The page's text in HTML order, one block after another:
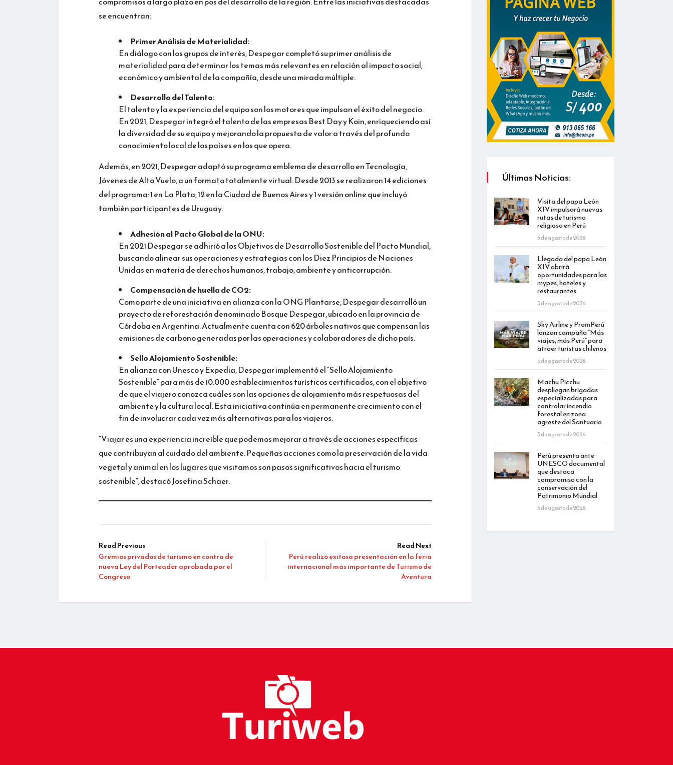
se encuentran:
Primer Análisis de Materialidad:
En diálogo con los grupos de interés, Despegar completó su primer análisis de
materialidad para determinar los temas más relevantes en relación al impacto social,
económico y ambiental de la compañía, desde una mirada múltiple.
Desarrollo del Talento:
El talento y la experiencia del equipo son los motores que impulsan el éxito del negocio.
En 2021, Despegar integró el talento de las empresas Best Day y Koin, enriqueciendo así
la diversidad de su equipo y mejorando la propuesta de valor a través del profundo
conocimiento local de los países en los que opera.
Además, en 2021, Despegar adaptó su programa emblema de desarrollo en Tecnología,
Jóvenes de Alto Vuelo, a un formato totalmente virtual. Desde 2013 se realizaron 14 ediciones
del programa: 1 en La Plata, 12 en la Ciudad de Buenos Aires y 1 versión online que incluyó
también participantes de Uruguay.
Adhesión al Pacto Global de la ONU:
En 2021 Despegar se adhirió a los Objetivos de Desarrollo Sostenible del Pacto Mundial,
buscando alinear sus operaciones y estrategias con los Diez Principios de Naciones
Unidas en materia de derechos humanos, trabajo, ambiente y anticorrupción.
Compensación de huella de CO2:
Como parte de una iniciativa en alianza con la ONG Plantarse, Despegar desarrolló un
proyecto de reforestación denominado Bosque Despegar, ubicado en la provincia de
Córdoba en Argentina. Actualmente cuenta con 620 árboles nativos que compensan las
emisiones de carbono generadas por las operaciones y colaboradores de dicho país.
Sello Alojamiento Sostenible:
En alianza con Unesco y Expedia, Despegar implementó el “Sello Alojamiento
Sostenible” para más de 10.000 establecimientos turísticos certificados, con el objetivo
de que el viajero conozca cuáles son las opciones de alojamiento más respetuosas del
ambiente y la cultura local. Esta iniciativa continúa en permanente crecimiento con el
fin de involucrar cada vez más alternativas para los viajeros.
“Viajar es una experiencia increíble que podemos mejorar a través de acciones específicas
que contribuyan al cuidado del ambiente. Pequeñas acciones como la preservación de la vida
vegetal y animal en los lugares que visitamos son pasos significativos hacia el turismo
sostenible”, destacó Josefina Schaer.
Read Previous
Gremios privados de turismo en contra de
nueva Ley del Porteador aprobada por el
Congreso
Read Next
Perú realizó exitosa presentación en la feria
internacional más importante de Turismo de
Aventura
Últimas Noticias:
Visita del papa León
XIV impulsará nuevas
rutas de turismo
religioso en Perú
5 de agosto de 2026
Llegada del papa León
XIV abrirá
oportunidades para las
mypes, hoteles y
restaurantes
5 de agosto de 2026
Sky Airline y PromPerú
lanzan campaña “Más
viajes, más Perú” para
atraer turistas chilenos
5 de agosto de 2026
Machu Picchu:
despliegan brigadas
especializadas para
controlar incendio
forestal en zona
agreste del Santuario
5 de agosto de 2026
Perú presenta ante
UNESCO documental
que destaca
compromiso con la
conservación del
Patrimonio Mundial
5 de agosto de 2026